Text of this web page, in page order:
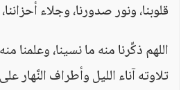
قلوبنا، ونور صدورنا، وجلاء
اللهم ذكِّرنا منه ما نسينا، وعلمنا
تلاوته آناء الليل وأطراف النَّهار